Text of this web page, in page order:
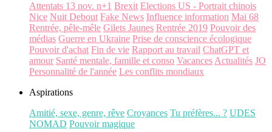
Attentats 13 nov. n+1 Brexit Elections US - Portrait chinois
Nice Nuit Debout Fake News Influence information Mai 68
Rentrée, pêle-mêle Gilets Jaunes Rentrée 2019 Pouvoir des
médias Guerre en Ukraine Prise de conscience écologique
Pouvoir d'achat Fin de vie Rapport au travail ChatGPT et
amour Santé mentale, famille et conso Vacances Actualités JO
Personnalité de l'année Les conflits mondiaux
Aspirations
Amitié, sexe, genre, rêve Croyances Tu préfères... ? UDES
NOMAD Pouvoir magique